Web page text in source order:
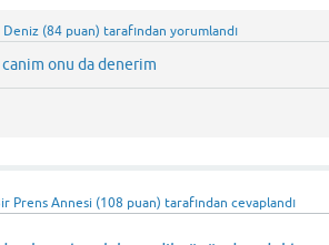
Deniz (84 puan) tarafından yorumlandı
onu da denerim
Prens Annesi (108 puan) tarafından cevaplandı